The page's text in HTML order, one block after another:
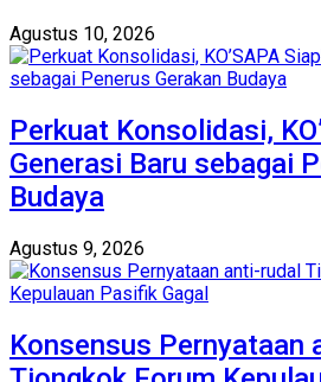
Agustus 10, 2026
Perkuat Konsolidasi,
Generasi Baru sebagai
Budaya
Agustus 9, 2026
Konsensus Pernyataan